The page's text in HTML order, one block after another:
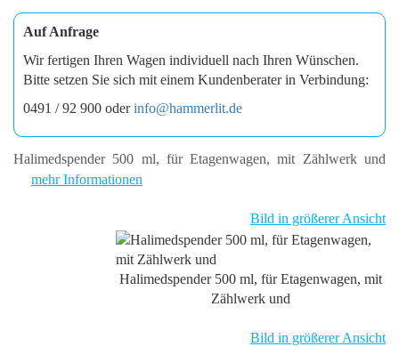
Auf Anfrage
Wir fertigen Ihren Wagen individuell nach Ihren Wünschen.
Bitte setzen Sie sich mit einem Kundenberater in Verbindung:
0491 / 92 900 oderinfo@hammerlit.de
Halimedspender 500 ml, für Etagenwagen, mit Zählwerk und
mehr Informationen
Bild in größerer Ansicht
Halimedspender 500 ml, für Etagenwagen, mit
Zählwerk und
Bild in größerer Ansicht